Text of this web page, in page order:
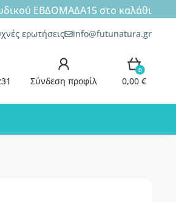
ΕΒΔΟΜΑΔΑ15στο καλάθι
ερωτήσεις info@futunatura.gr
Σύνδεση προφίλ
0
0,00 €